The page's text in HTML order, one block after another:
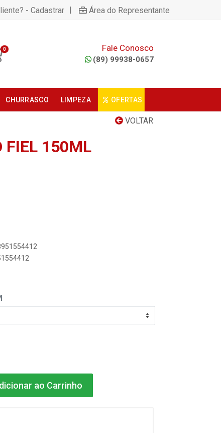
- Cadastrar | Área do Representante
0 Fale Conosco
(89) 99938-0657
CHURRASCO LIMPEZA OFERTAS
VOLTAR
FIEL 150ML
ao Carrinho